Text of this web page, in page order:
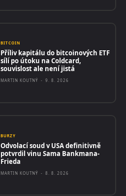
BITCOIN
Příliv kapitálu do bitcoinových ETF
sílí po útoku na Coldcard,
souvislost ale není jistá
MARTIN KOUTNÝ - 9. 8. 2026
BURZY
Odvolací soud v USA definitivně
potvrdil vinu Sama Bankmana-
Frieda
MARTIN KOUTNÝ - 8. 8. 2026